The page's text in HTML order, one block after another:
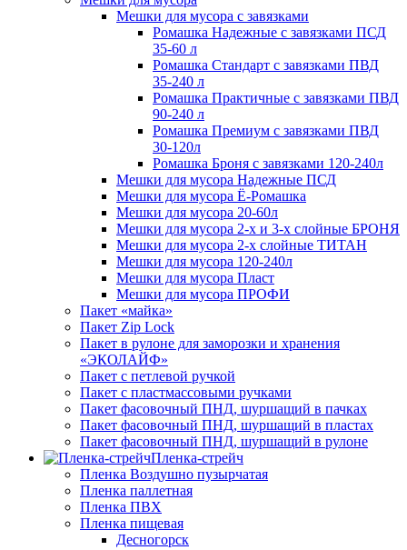
Мешки для мусора с завязками
Ромашка Надежные с завязками ПСД
35-60 л
Ромашка Стандарт с завязками ПВД
35-240 л
Ромашка Практичные с завязками ПВД
90-240 л
Ромашка Премиум с завязками ПВД
30-120л
Ромашка Броня с завязками 120-240л
Мешки для мусора Надежные ПСД
Мешки для мусора Ё-Ромашка
Мешки для мусора 20-60л
Мешки для мусора 2-х и 3-х слойные БРОНЯ
Мешки для мусора 2-х слойные ТИТАН
Мешки для мусора 120-240л
Мешки для мусора Пласт
Мешки для мусора ПРОФИ
Пакет «майка»
Пакет Zip Lock
Пакет в рулоне для заморозки и хранения
«ЭКОЛАЙФ»
Пакет с петлевой ручкой
Пакет с пластмассовыми ручками
Пакет фасовочный ПНД, шуршащий в пачках
Пакет фасовочный ПНД, шуршащий в пластах
Пакет фасовочный ПНД, шуршащий в рулоне
Пленка-стрейч
Пленка Воздушно пузырчатая
Пленка паллетная
Пленка ПВХ
Пленка пищевая
Десногорск